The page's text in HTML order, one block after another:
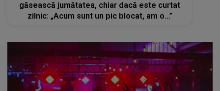
găsească jumătatea, chiar dacă este curtat
zilnic: „Acum sunt un pic blocat, am o...”